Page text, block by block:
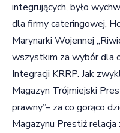
integrujących, było
dla firmy cateringowej,
Marynarki Wojennej
wszystkim za wybór dla
Integracji KRRP. Jak
Magazyn Trójmiejski
prawny”– za co gorąco
Magazynu Prestiż relacja